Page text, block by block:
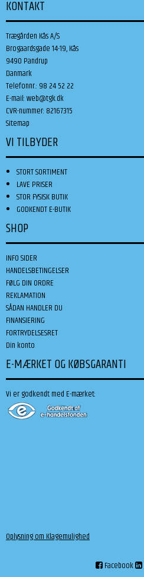
KONTAKT
Trægården Kås A/S
Brogaardsgade 14-19, Kås
9490 Pandrup
Danmark
Telefonnr.: 98 24 52 22
E-mail:web@tgk.dk
CVR-nummer: 82167315
Sitemap
VI TILBYDER
STORT SORTIMENT
LAVE PRISER
STOR FYSISK BUTIK
GODKENDT E-BUTIK
SHOP
INFO SIDER
HANDELSBETINGELSER
FØLG DIN ORDRE
REKLAMATION
SÅDAN HANDLER DU
FINANSIERING
FORTRYDELSESRET
Din konto
E-MÆRKET OG KØBSGARANTI
Vi er godkendt med E-mærket:
Oplysning om Klagemulighed
Facebook